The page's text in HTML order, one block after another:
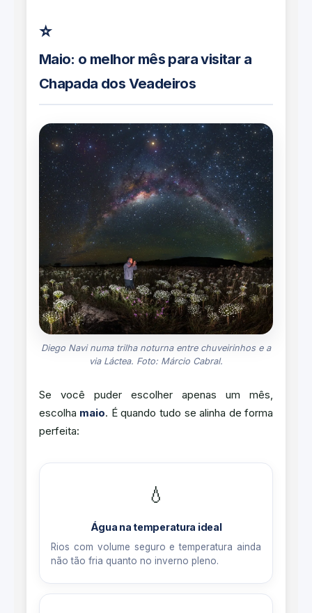
⭐
Maio: o melhor mês para visitar a
Chapada dos Veadeiros
Diego Navi numa trilha noturna entre chuveirinhos e a
via Láctea. Foto: Márcio Cabral.
Se você puder escolher apenas um mês,
escolha maio. É quando tudo se alinha de forma
perfeita:
💧
Água na temperatura ideal
Rios com volume seguro e temperatura ainda
não tão fria quanto no inverno pleno.